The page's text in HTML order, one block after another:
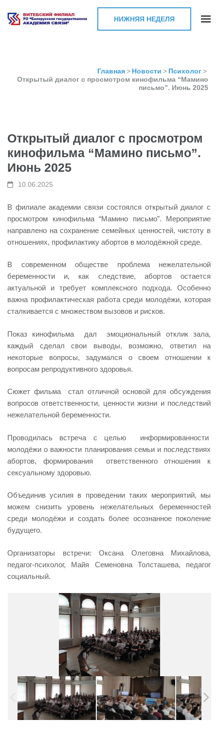
Витебский филиал УО
государственная
академия связи"
НИЖНЯЯ НЕДЕЛЯ
Главная> Новости > Психолог>
Открытый диалог с просмотром кинофильма “Мамино
письмо”. Июнь 2025
Открытый диалог с просмотром
кинофильма “Мамино письмо”.
Июнь 2025
10.06.2025
В филиале академии связи состоялся открытый диалог с
просмотром кинофильма “Мамино письмо”. Мероприятие
направлено на сохранение семейных ценностей, чистоту в
отношениях, профилактику абортов в молодёжной среде.
В современном обществе проблема нежелательной
беременности и, как следствие, абортов остается
актуальной и требует комплексного подхода. Особенно
важна профилактическая работа среди молодёжи, которая
сталкивается с множеством вызовов и рисков.
Показ кинофильма дал эмоциональный отклик зала,
каждый сделал свои выводы, возможно, ответил на
некоторые вопросы, задумался о своем отношении к
вопросам репродуктивного здоровья.
Сюжет фильма стал отличной основой для обсуждения
вопросов ответственности, ценности жизни и последствий
нежелательной беременности.
Проводилась встреча с целью информированности
молодёжи о важности планирования семьи и последствиях
абортов, формирования ответственного отношения к
сексуальному здоровью.
Объединив усилия в проведении таких мероприятий, мы
можем снизить уровень нежелательных беременностей
среди молодёжи и создать более осознанное поколение
будущего.
Организаторы встречи: Оксана Олеговна Михайлова,
педагог-психолог, Майя Семеновна Толсташева, педагог
социальный.